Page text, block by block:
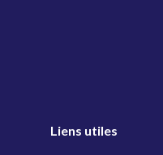
Liens utiles